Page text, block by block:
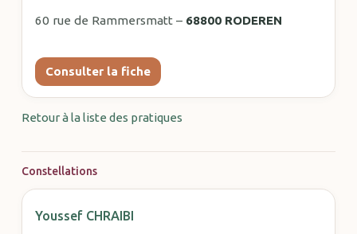
60 rue de Rammersmatt – 68800 RODEREN
Consulter la fiche
Retour à la liste des pratiques
Constellations
Youssef CHRAIBI